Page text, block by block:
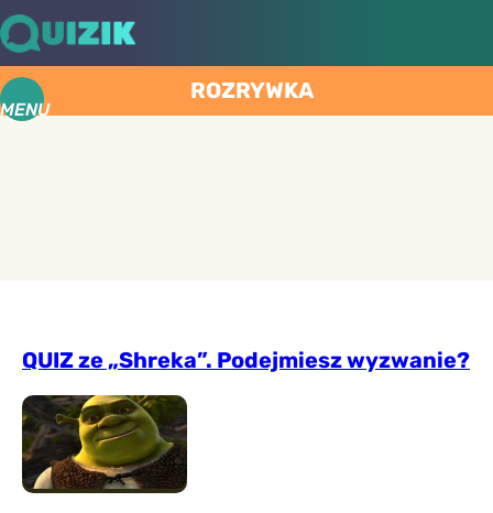
MENU
ROZRYWKA
QUIZ ze „Shreka”. Podejmiesz wyzwanie?